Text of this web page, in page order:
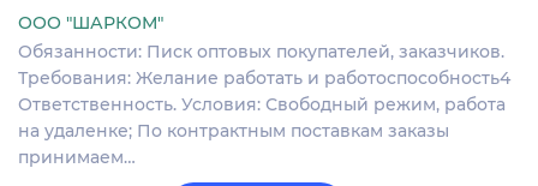
ООО "ШАРКОМ"
Обязанности: Писк оптовых покупателей, заказчиков.
Требования: Желание работать и работоспособность4
Ответственность. Условия: Свободный режим, работа
на удаленке; По контрактным поставкам заказы
принимаем…